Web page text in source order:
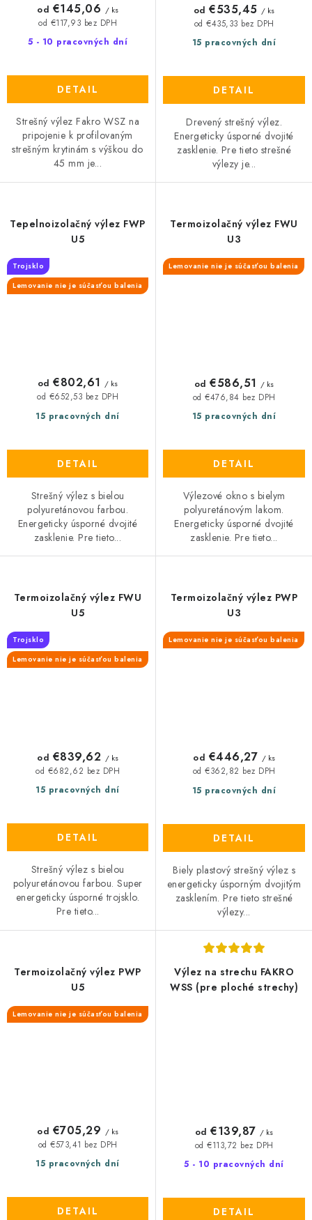
5 - 10 pracovných dní
od €117,93 bez DPH
od €145,06 / ks
DETAIL
Strešný výlez Fakro WSZ na
pripojenie k profilovaným
strešným krytinám s výškou do
45 mm je...
15 pracovných dní
od €435,33 bez DPH
od €535,45 / ks
DETAIL
Drevený strešný výlez.
Energeticky úsporné dvojité
zasklenie. Pre tieto strešné
výlezy je...
Tepelnoizolačný výlez FWP
U5
Trojsklo
Lemovanie nie je súčasťou balenia
15 pracovných dní
od €652,53 bez DPH
od €802,61 / ks
DETAIL
Strešný výlez s bielou
polyuretánovou farbou.
Energeticky úsporné dvojité
zasklenie. Pre tieto...
Termoizolačný výlez FWU
U3
Lemovanie nie je súčasťou balenia
15 pracovných dní
od €476,84 bez DPH
od €586,51 / ks
DETAIL
Výlezové okno s bielym
polyuretánovým lakom.
Energeticky úsporné dvojité
zasklenie. Pre tieto...
Termoizolačný výlez FWU
U5
Trojsklo
Lemovanie nie je súčasťou balenia
15 pracovných dní
od €682,62 bez DPH
od €839,62 / ks
DETAIL
Strešný výlez s bielou
polyuretánovou farbou. Super
energeticky úsporné trojsklo.
Pre tieto...
Termoizolačný výlez PWP
U3
Lemovanie nie je súčasťou balenia
15 pracovných dní
od €362,82 bez DPH
od €446,27 / ks
DETAIL
Biely plastový strešný výlez s
energeticky úsporným dvojitým
zasklením. Pre tieto strešné
výlezy...
Termoizolačný výlez PWP
U5
Lemovanie nie je súčasťou balenia
15 pracovných dní
od €573,41 bez DPH
od €705,29 / ks
DETAIL
Výlez na strechu FAKRO
WSS (pre ploché strechy)
5 - 10 pracovných dní
od €113,72 bez DPH
od €139,87 / ks
DETAIL